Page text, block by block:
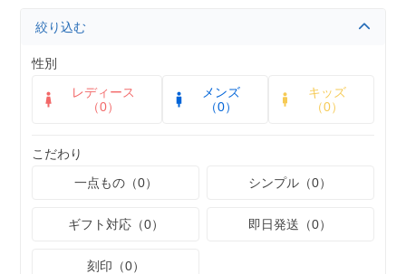
絞り込む
性別
レディース
（0）
メンズ
（0）
キッズ
（0）
こだわり
一点もの（0）
シンプル（0）
ギフト対応（0） 即日発送（0）
刻印（0）